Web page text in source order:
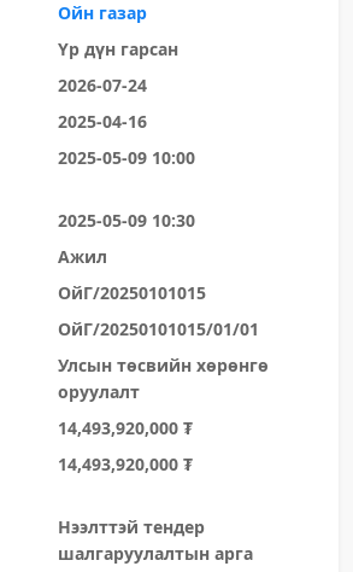
Ойн газар
Үр дүн гарсан
2026-07-24
2025-04-16
2025-05-09 10:00
2025-05-09 10:30
Ажил
ОйГ/20250101015
ОйГ/20250101015/01/01
Улсын төсвийн хөрөнгө
оруулалт
14,493,920,000 ₮
14,493,920,000 ₮
Нээлттэй тендер
шалгаруулалтын арга